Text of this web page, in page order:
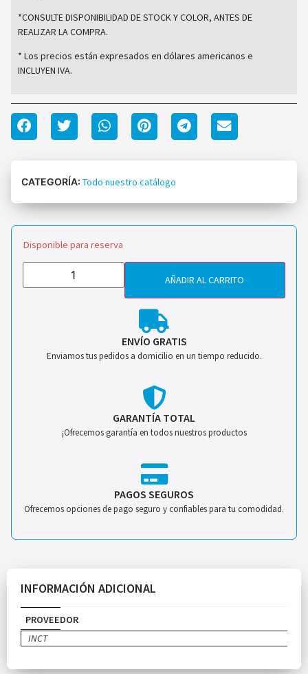
*CONSULTE DISPONIBILIDAD DE STOCK Y COLOR, ANTES DE
REALIZAR LA COMPRA.
* Los precios están expresados en dólares americanos e
INCLUYEN IVA.
CATEGORÍA: Todo nuestro catálogo
Disponible para reserva
AÑADIR AL CARRITO
ENVÍO GRATIS
Enviamos tus pedidos a domicilio en un tiempo reducido.
GARANTÍA TOTAL
¡Ofrecemos garantía en todos nuestros productos
PAGOS SEGUROS
Ofrecemos opciones de pago seguro y confiables para tu comodidad.
INFORMACIÓN ADICIONAL
PROVEEDOR
INCT